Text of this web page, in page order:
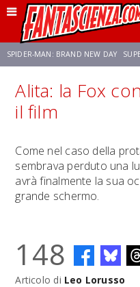
SPIDER-MAN: BRAND NEW DAY
FRANCO RICCIARDIELLO ZENDAYA
Alita: la Fox
il film
Come nel caso della
sembrava perduto una
avrà finalmente la sua
grande schermo.
148
Articolo di Leo Lorusso